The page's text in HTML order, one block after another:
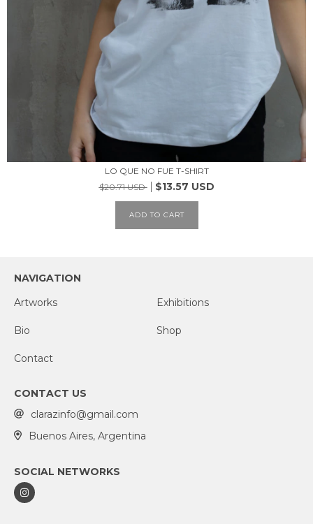
LO QUE NO FUE T-SHIRT
$20.71 USD
$13.57 USD
ADD TO CART
NAVIGATION
Artworks
Exhibitions
Bio Shop
Contact
CONTACT US
clarazinfo@gmail.com
Buenos Aires, Argentina
SOCIAL NETWORKS